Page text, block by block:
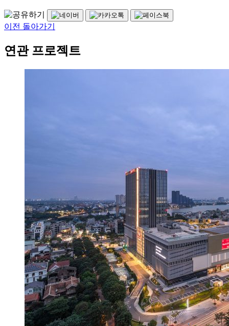
이전 돌아가기
연관 프로젝트